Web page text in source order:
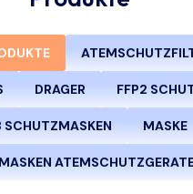
DRAGER FFP2
SCHUTZMASKEN MASKE